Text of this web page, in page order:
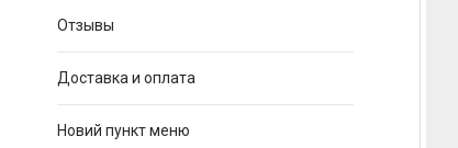
Отзывы
Доставка и оплата
Новий пункт меню